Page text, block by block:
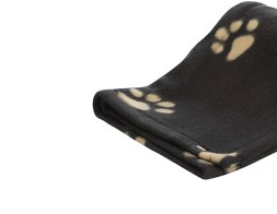
Previous